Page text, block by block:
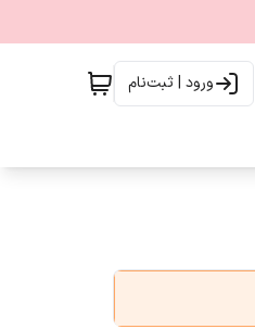
ورود | ثبت‌نام